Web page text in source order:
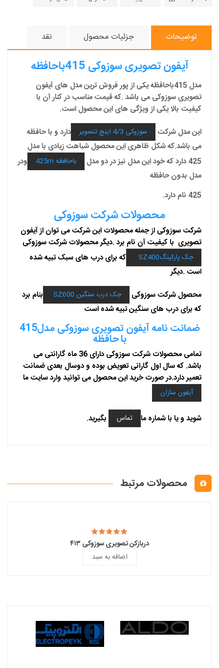
توضیحات جزئیات محصول نقد
آیفون تصویری سوزوکی 415باحافظه
مدل 415باحافظه یکی از پور فروش ترین مدل های آیفون
تصویری سوزوکی می باشد .که قیمت مناسب در کنار آن با
کیفیت بالا یکی از ویژگی های این محصول است.
این مدل شرکت
سوزوکی 4/3 اینچ تنصویر
دارد و با حافظه
می باشد.که شکل ظاهری این محصول شباهت زیادی با مدل
425 دارد که خود این مدل نیز در دو مدل
باحافظه 425m
ودر
مدل بدون حافظه
425 نام دارد.
محصولات شرکت سوزوکی
شرکت سوزوکی از جمله محصولات این شرکت می توان از آیفون
تصویری با کیفیت آن نام برد .دیگر محصولات شرکت سوزوکی
جک پارکینگSZ400
که برای درب های سبک تبیه شده
است .دیگر
محصول شرکت سوزوکی
جک درب سنگین SZ600 بنام برد
که برای درب های سنگین تبیه شده است
ضمانت نامه آیفون تصویری سوزوکی مدل415
با حافظه
تمامی محصولات شرکت سوزوکی دارای 36 ماه گارانتی می
باشد. که سال اول گارانی تعویض بوده و دوسال بعدی ضمانت
تعمیر دارد.در صورت خرید این محصول می توانید وارد سایت ما
آیفون سازان
شوید و یا با شماره ما تماس بگیرید.
محصولات مرتبط
دربازکن تصویری سوزوکی ۴۱۳
اضافه به سبد